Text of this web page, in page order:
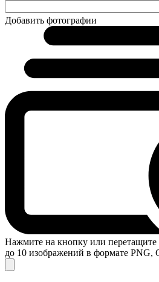
Добавить фотографии
Нажмите на кнопку или перетащите
до 10 изображений в формате PNG,